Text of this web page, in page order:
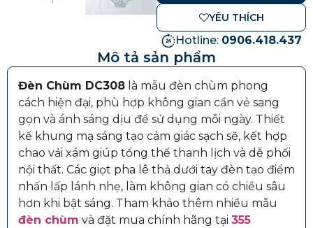
YÊU THÍCH
Hotline: 0906.418.437
Mô tả sản phẩm
Đèn Chùm DC308 là mẫu đèn chùm phong
cách hiện đại, phù hợp không gian cần vẻ sang
gọn và ánh sáng dịu để sử dụng mỗi ngày. Thiết
kế khung mạ sáng tạo cảm giác sạch sẽ, kết hợp
chao vải xám giúp tổng thể thanh lịch và dễ phối
nội thất. Các giọt pha lê thả dưới tay đèn tạo điểm
nhấn lấp lánh nhẹ, làm không gian có chiều sâu
hơn khi bật sáng. Tham khảo thêm nhiều mẫu
đèn chùm và đặt mua chính hãng tại 355